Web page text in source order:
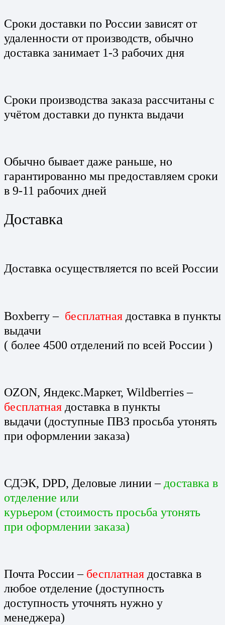
Сроки доставки по России зависят от
удаленности от производств, обычно
доставка занимает 1-3 рабочих дня
Сроки производства заказа рассчитаны с
учётом доставки до пункта выдачи
Обычно бывает даже раньше, но
гарантированно мы предоставляем сроки
в 9-11 рабочих дней
Доставка
Доставка осуществляется по всей России
Boxberry – бесплатная доставка в пункты
выдачи
( более 4500 отделений по всей России )
OZON, Яндекс.Маркет, Wildberries –
бесплатная доставка в пункты
выдачи (доступные ПВЗ просьба утонять
при оформлении заказа)
СДЭК, DPD, Деловые линии – доставка в
отделение или
курьером (стоимость просьба утонять
при оформлении заказа)
Почта России – бесплатная доставка в
любое отделение (доступность
доступность уточнять нужно у
менеджера)